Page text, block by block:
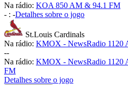
Na rádio: KOA 850 AM & 94.1 FM
- : -Detalhes sobre o jogo
St.Louis Cardinals
Na rádio: KMOX - NewsRadio 1120
--
Na rádio: KMOX - NewsRadio 1120
FM
Detalhes sobre o jogo